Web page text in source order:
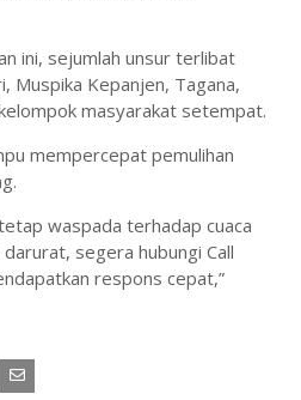
ini, sejumlah unsur terlibat
Muspika Kepanjen, Tagana,
masyarakat setempat.
mempercepat pemulihan
waspada terhadap cuaca
segera hubungi Call
respons cepat,”